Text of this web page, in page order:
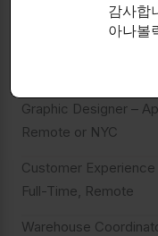
Graphic Designer –
Remote or NYC
Customer
Full-Time, Remote
Warehouse
감사합
아나볼